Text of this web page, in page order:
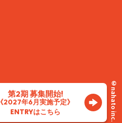
第2期 募集開始!
《2027年6月実施予定》
ENTRYはこちら © nahato inc.